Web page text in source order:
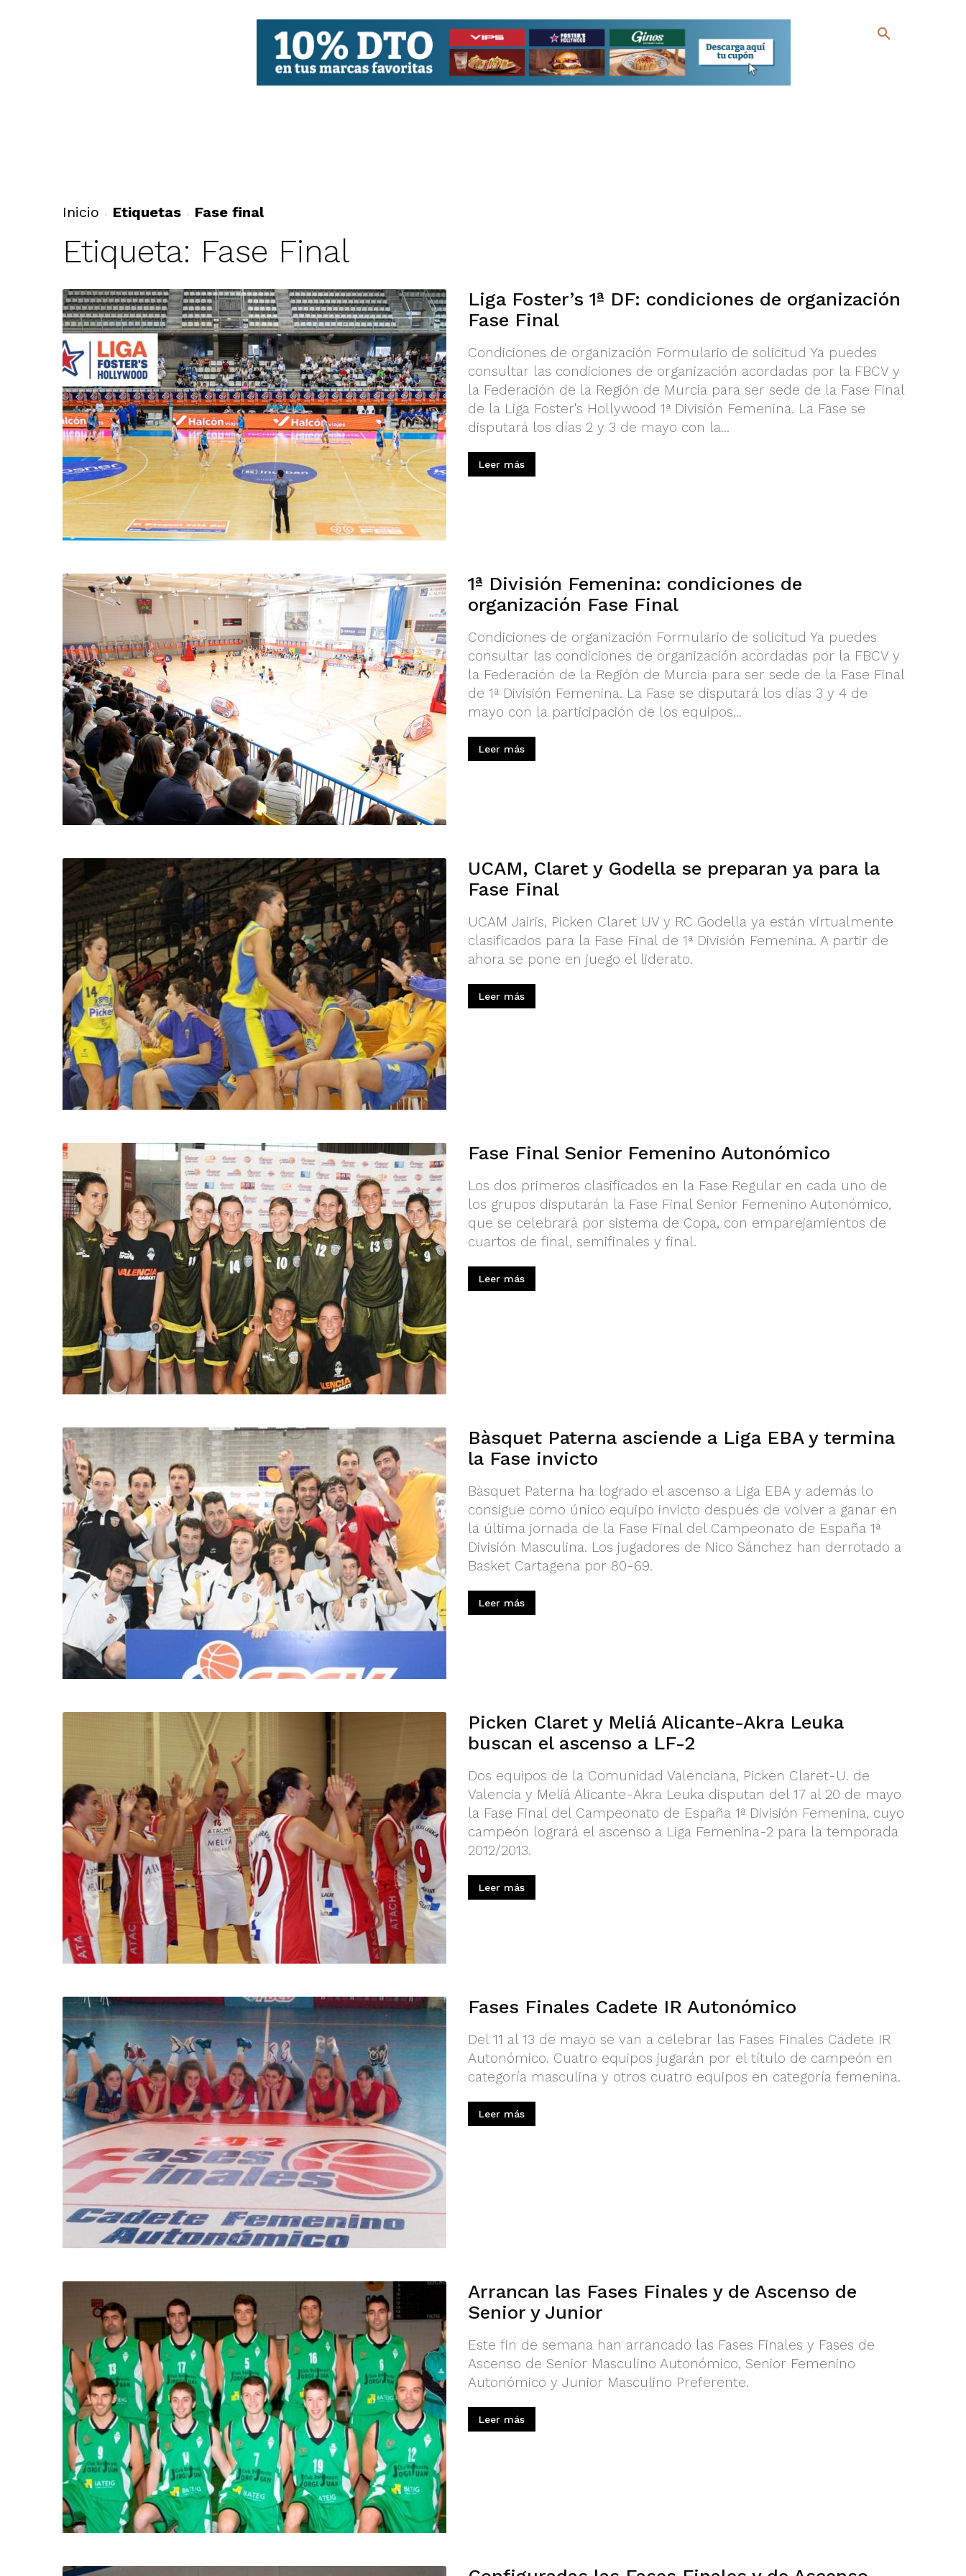
Inicio Etiquetas Fase final
Etiqueta: Fase Final
Liga Foster’s 1ª DF: condiciones de organización
Fase Final
Condiciones de organización Formulario de solicitud Ya puedes
consultar las condiciones de organización acordadas por la FBCV y
la Federación de la Región de Murcia para ser sede de la Fase Final
de la Liga Foster's Hollywood 1ª División Femenina. La Fase se
disputará los días 2 y 3 de mayo con la...
Leer más
1ª División Femenina: condiciones de
organización Fase Final
Condiciones de organización Formulario de solicitud Ya puedes
consultar las condiciones de organización acordadas por la FBCV y
la Federación de la Región de Murcia para ser sede de la Fase Final
de 1ª División Femenina. La Fase se disputará los días 3 y 4 de
mayo con la participación de los equipos...
Leer más
UCAM, Claret y Godella se preparan ya para la
Fase Final
UCAM Jairis, Picken Claret UV y RC Godella ya están virtualmente
clasificados para la Fase Final de 1ª División Femenina. A partir de
ahora se pone en juego el liderato.
Leer más
Fase Final Senior Femenino Autonómico
Los dos primeros clasificados en la Fase Regular en cada uno de
los grupos disputarán la Fase Final Senior Femenino Autonómico,
que se celebrará por sistema de Copa, con emparejamientos de
cuartos de final, semifinales y final.
Leer más
Bàsquet Paterna asciende a Liga EBA y termina
la Fase invicto
Bàsquet Paterna ha logrado el ascenso a Liga EBA y además lo
consigue como único equipo invicto después de volver a ganar en
la última jornada de la Fase Final del Campeonato de España 1ª
División Masculina. Los jugadores de Nico Sánchez han derrotado a
Basket Cartagena por 80-69.
Leer más
Picken Claret y Meliá Alicante-Akra Leuka
buscan el ascenso a LF-2
Dos equipos de la Comunidad Valenciana, Picken Claret-U. de
Valencia y Meliá Alicante-Akra Leuka disputan del 17 al 20 de mayo
la Fase Final del Campeonato de España 1ª División Femenina, cuyo
campeón logrará el ascenso a Liga Femenina-2 para la temporada
2012/2013.
Leer más
Fases Finales Cadete IR Autonómico
Del 11 al 13 de mayo se van a celebrar las Fases Finales Cadete IR
Autonómico. Cuatro equipos jugarán por el título de campeón en
categoría masculina y otros cuatro equipos en categoría femenina.
Leer más
Arrancan las Fases Finales y de Ascenso de
Senior y Junior
Este fin de semana han arrancado las Fases Finales y Fases de
Ascenso de Senior Masculino Autonómico, Senior Femenino
Autonómico y Junior Masculino Preferente.
Leer más